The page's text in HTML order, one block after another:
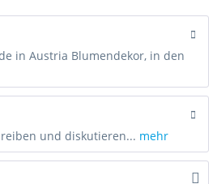
in Austria Blumendekor, in den
und diskutieren... mehr